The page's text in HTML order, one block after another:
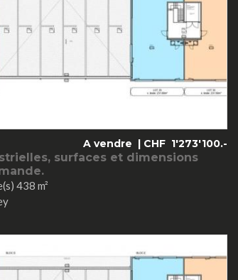
A vendre | CHF 1'273'100.-
surfaces et dimensions
438 m²